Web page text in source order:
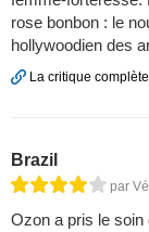
rose bonbon : le
hollywoodien des
La critique
Brazil
par
Ozon a pris le soin